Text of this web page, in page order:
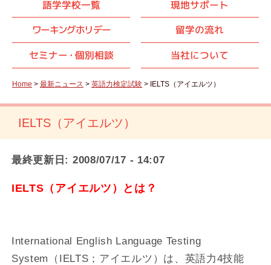
語学学校一覧
現地サポート
ワーキングホリデー
留学の流れ
セミナー・ 個別相談 当社について
Home > 最新ニュース > 英語力検定試験 > IELTS（アイエルツ）
IELTS（アイエルツ）
最終更新日: 2008/07/17 - 14:07
IELTS（アイエルツ）とは？
International English Language Testing
System（IELTS；アイエルツ）は、英語力4技能